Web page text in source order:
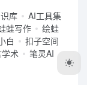
库
AI工具集
蛙写作
绘蛙
白
扣子空间
术 笔灵AI